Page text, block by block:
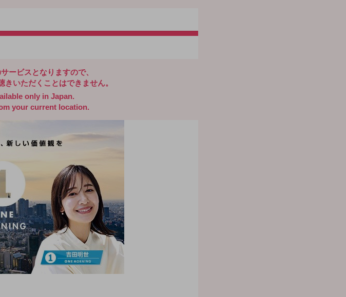
ービスとなりますので、
いただくことはできません。
only in Japan.
your current location.